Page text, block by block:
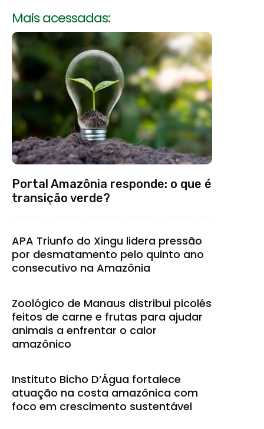
Mais acessadas:
Portal Amazônia responde: o que é
transição verde?
APA Triunfo do Xingu lidera pressão
por desmatamento pelo quinto ano
consecutivo na Amazônia
Zoológico de Manaus distribui picolés
feitos de carne e frutas para ajudar
animais a enfrentar o calor
amazônico
Instituto Bicho D’Água fortalece
atuação na costa amazônica com
foco em crescimento sustentável